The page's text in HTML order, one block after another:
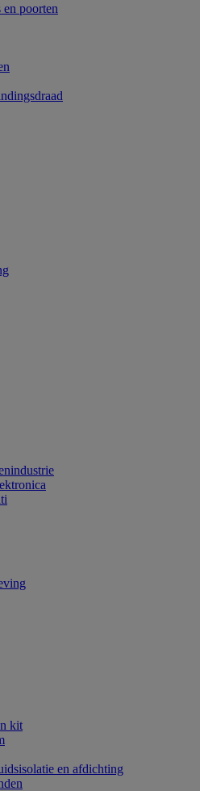
en poorten
kit
en afdichting